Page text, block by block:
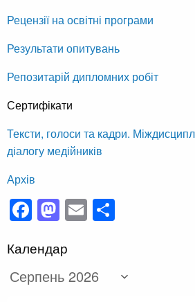
Рецензії на освітні програми
Результати опитувань
Репозитарій дипломних робіт
Сертифікати
Тексти, голоси та кадри.
діалогу медійників
Архів
Facebook
Mastodon
Email
Календар